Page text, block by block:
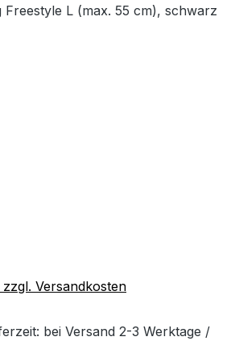
Versandkosten
bei Versand 2-3 Werktage /